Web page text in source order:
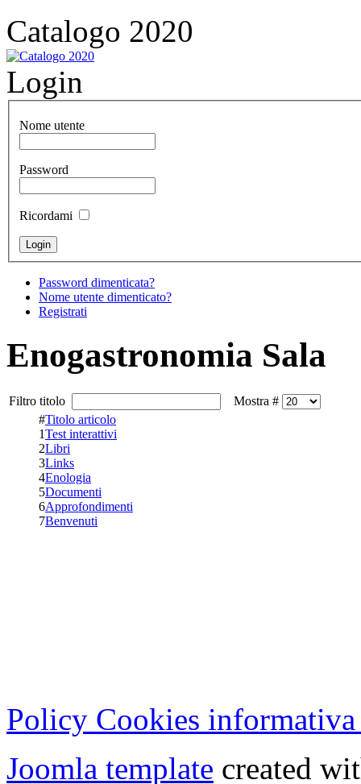
Catalogo 2020
Login
Nome utente
Password
Ricordami
Password dimenticata?
Nome utente dimenticato?
Registrati
Enogastronomia Sala
Filtro titolo
Mostra #
#Titolo articolo
1Test interattivi
2Libri
3Links
4Enologia
5Documenti
6Approfondimenti
7Benvenuti
Policy Cookies informativa
Joomla template created